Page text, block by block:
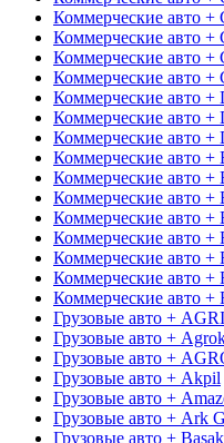
Коммерческие авто +
Коммерческие авто +
Коммерческие авто +
Коммерческие авто +
Коммерческие авто +
Коммерческие авто +
Коммерческие авто +
Коммерческие авто +
Коммерческие авто +
Коммерческие авто
Коммерческие авто +
Коммерческие авто +
Коммерческие авто +
Коммерческие авто +
Коммерческие авто +
Грузовые авто +
Грузовые авто +
Грузовые авто +
Грузовые авто + Akpil
Грузовые авто +
Грузовые авто + Ark
Грузовые авто + Basak